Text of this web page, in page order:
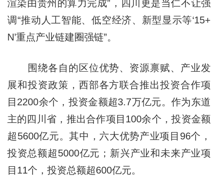
渲染由贵州的算力完成”，四川更是当仁不让强
调“推动人工智能、低空经济、新型显示等‘15+
N’重点产业链建圈强链”。
围绕各自的区位优势、资源禀赋、产业发
展和投资政策，西部各方联合推出投资合作项
目2200余个，投资金额超3.7万亿元。作为东道
主的四川省，推出合作项目100余个，投资金额
超5600亿元。其中，六大优势产业项目96个，
投资总额超5000亿元；新兴产业和未来产业项
目11个，投资总额超600亿元。